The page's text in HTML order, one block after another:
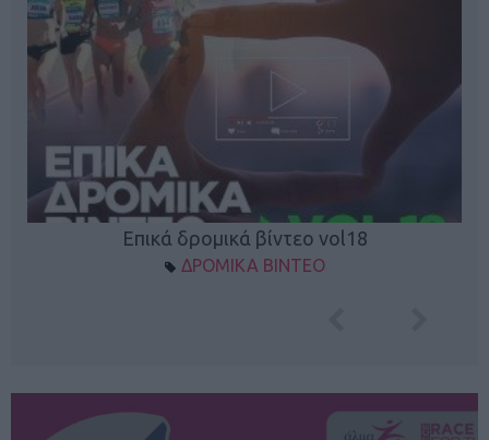
Επικά δρομικά βίντεο vol18
ΔΡΟΜΙΚΑ ΒΙΝΤΕΟ